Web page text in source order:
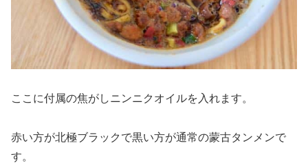
ここに付属の焦がしニンニクオイルを入れます。
赤い方が北極ブラックで黒い方が通常の蒙古タンメンで
す。